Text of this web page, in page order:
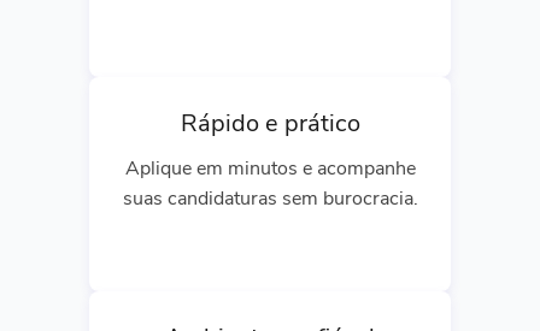
Rápido e prático
Aplique em minutos e acompanhe
suas candidaturas sem burocracia.